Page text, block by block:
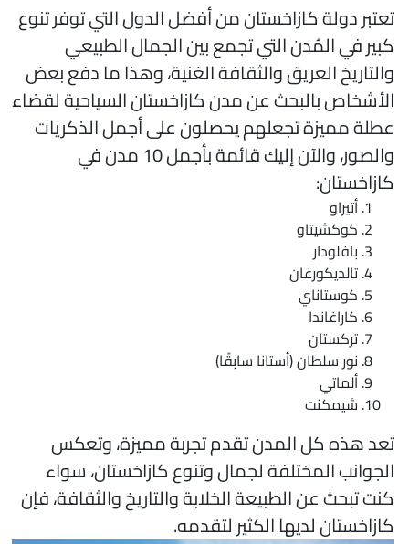
دولة كازاخستان من أفضل الدول التي توفر تنوع
في المُدن التي تجمع بين الجمال الطبيعي
العريق والثقافة الغنية، وهذا ما دفع بعض
بالبحث عن مدن كازاخستان السياحية لقضاء
مميزة تجعلهم يحصلون على أجمل الذكريات
والصور، والآن إليك قائمة بأجمل 10 مدن في
أتيراو
كوكشيتاو
بافلودار
تالديكورغان
كوستاناي
كاراغاندا
تركستان
نور سلطان (أستانا سابقًا)
ألماتي
شيمكنت
هذه كل المدن تقدم تجربة مميزة، وتعكس
المختلفة لجمال وتنوع كازاخستان، سواء
تبحث عن الطبيعة الخلابة والتاريخ والثقافة، فإن
لديها الكثير لتقدمه.